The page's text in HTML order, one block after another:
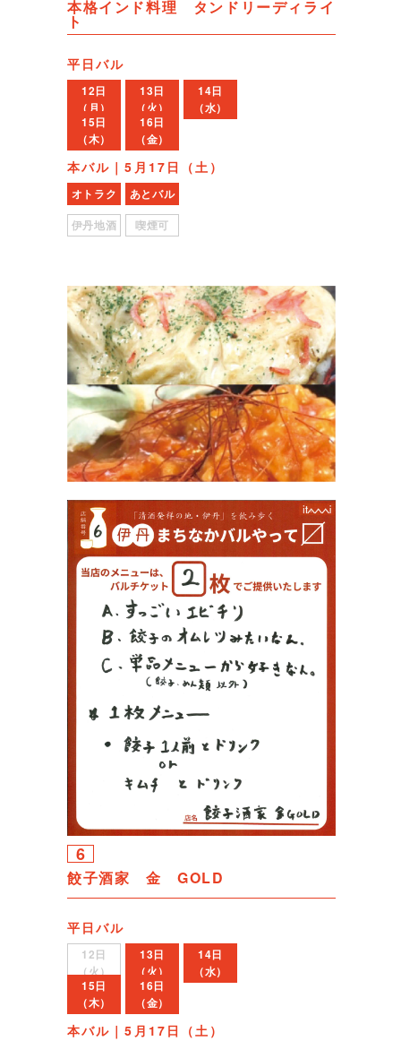
本格インド料理 タンドリーディライ
ト
平日バル
12日
（月）
13日
（火）
14日
（水）
15日
（木）
16日
（金）
本バル｜5月17日（土）
オトラク
あとバル
伊丹地酒
喫煙可
6
餃子酒家 金 GOLD
平日バル
12日
（火）
13日
（火）
14日
（水）
15日
（木）
16日
（金）
本バル｜5月17日（土）